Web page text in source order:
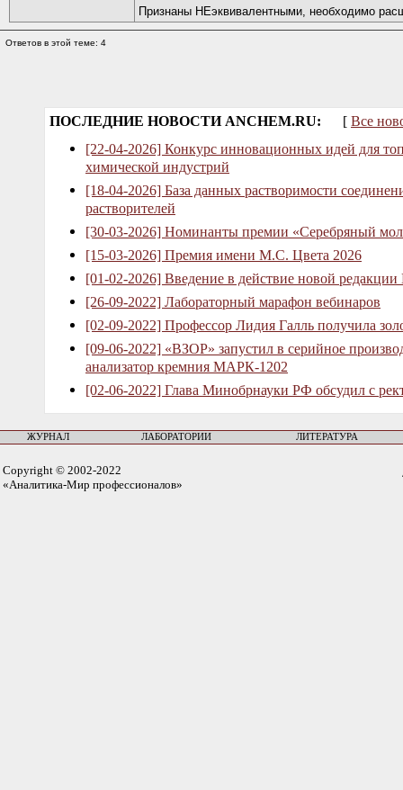
Признаны НЕэквивалентными, необходимо
Ответов в этой теме: 4
ПОСЛЕДНИЕ НОВОСТИ ANCHEM.RU: [ Все
[22-04-2026] Конкурс инновационных идей для
химической индустрий
[18-04-2026] База данных растворимости
растворителей
[30-03-2026] Номинанты премии «Серебряный
[15-03-2026] Премия имени М.С. Цвета 2026
[01-02-2026] Введение в действие новой
[26-09-2022] Лабораторный марафон вебинаров
[02-09-2022] Профессор Лидия Галль получила
[09-06-2022] «ВЗОР» запустил в серийное
анализатор кремния МАРК-1202
[02-06-2022] Глава Минобрнауки РФ обсудил с
ЖУРНАЛ ЛАБОРАТОРИИ ЛИТЕРАТУРА
Copyright © 2002-2022
«Аналитика-Мир профессионалов»